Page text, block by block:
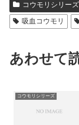
コウモリシリーズ
吸血コウモリ
あわせて
コウモリシリーズ